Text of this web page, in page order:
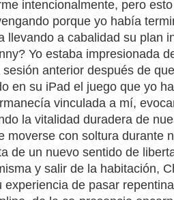
intencionalmente, pero
porque yo había
llevando a cabalidad su plan
Yo estaba impresionada
anterior después de
en su iPad el juego que yo
vinculada a mí,
la vitalidad duradera de
moverse con soltura durante
de un nuevo sentido de
y salir de la habitación,
experiencia de pasar